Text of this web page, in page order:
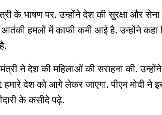
के भाषण पर. उन्होंने देश की सुरक्षा और
हमलों में काफी कमी आई है. उन्होंने कहा
ने देश की महिलाओं की सराहना की.
देश को आगे लेकर जाएगा. पीएम मोदी
के कसीदे पढ़े.